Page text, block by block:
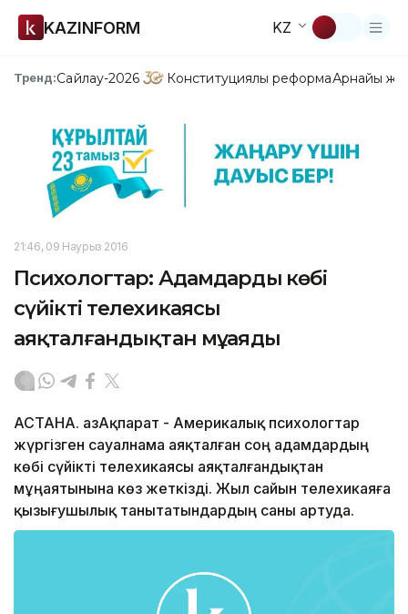
KAZINFORM KZ
Тренд:Сайлау-2026 Конституциялық реформаАрнайы
21:46, 09 Наурыз 2016
Психологтар: Адамдардың көбі
сүйікті телехикаясы
аяқталғандықтан мұңаяды
АСТАНА. ҚазАқпарат - Америкалық психологтар
жүргізген сауалнама аяқталған соң адамдардың
көбі сүйікті телехикаясы аяқталғандықтан
мұңаятынына көз жеткізді. Жыл сайын телехикаяға
қызығушылық танытатындардың саны артуда.